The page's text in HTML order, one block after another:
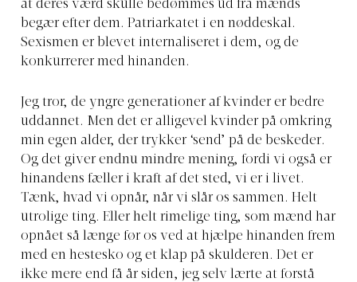
at deres værd skulle bedømmes ud fra mænds
begær efter dem. Patriarkatet i en nøddeskal.
Sexismen er blevet internaliseret i dem, og de
konkurrerer med hinanden.
Jeg tror, de yngre generationer af kvinder er bedre
uddannet. Men det er alligevel kvinder på omkring
min egen alder, der trykker ‘send’ på de beskeder.
Og det giver endnu mindre mening, fordi vi også er
hinandens fæller i kraft af det sted, vi er i livet.
Tænk, hvad vi opnår, når vi slår os sammen. Helt
utrolige ting. Eller helt rimelige ting, som mænd har
opnået så længe før os ved at hjælpe hinanden frem
med en hestesko og et klap på skulderen. Det er
ikke mere end få år siden, jeg selv lærte at forstå